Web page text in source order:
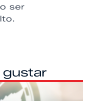
ser
gustar